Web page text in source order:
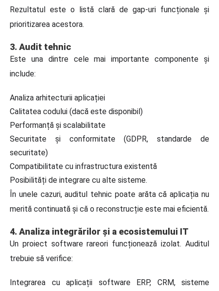
Rezultatul este o listă clară de gap-uri funcționale și
prioritizarea acestora.
3. Audit tehnic
Este una dintre cele mai importante componente și
include:
Analiza arhitecturii aplicației
Calitatea codului (dacă este disponibil)
Performanță și scalabilitate
Securitate și conformitate (GDPR, standarde de
securitate)
Compatibilitate cu infrastructura existentă
Posibilități de integrare cu alte sisteme.
În unele cazuri, auditul tehnic poate arăta că aplicația nu
merită continuată și că o reconstrucție este mai eficientă.
4. Analiza integrărilor și a ecosistemului IT
Un proiect software rareori funcționează izolat. Auditul
trebuie să verifice:
Integrarea cu aplicații software ERP, CRM, sisteme